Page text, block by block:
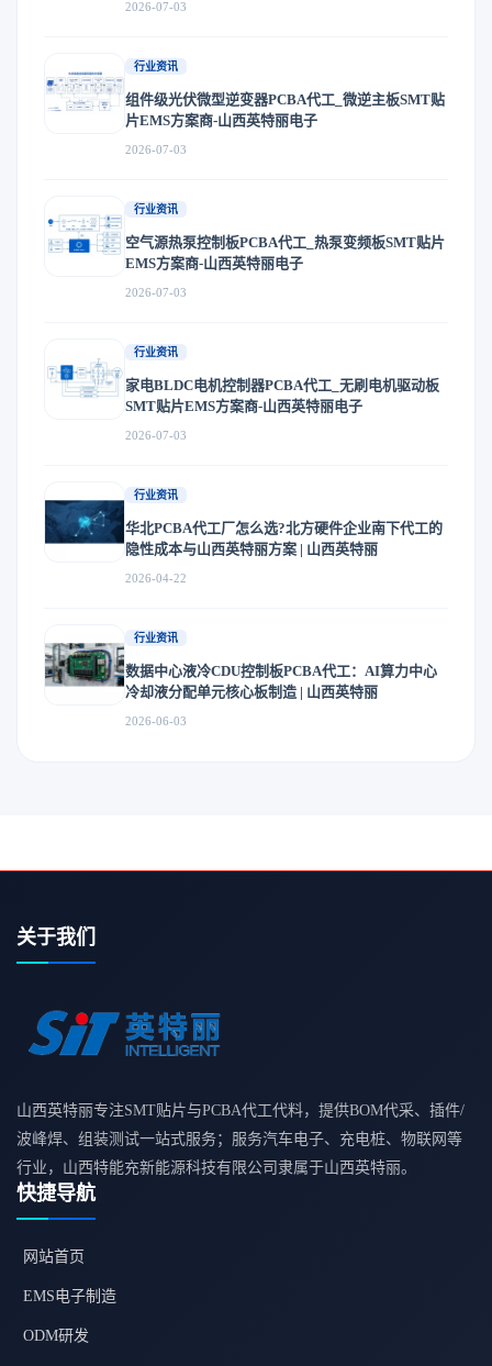
2026-07-03
行业资讯
组件级光伏微型逆变器PCBA代工_微逆主板SMT贴
片EMS方案商-山西英特丽电子
2026-07-03
行业资讯
空气源热泵控制板PCBA代工_热泵变频板SMT贴片
EMS方案商-山西英特丽电子
2026-07-03
行业资讯
家电BLDC电机控制器PCBA代工_无刷电机驱动板
SMT贴片EMS方案商-山西英特丽电子
2026-07-03
行业资讯
华北PCBA代工厂怎么选?北方硬件企业南下代工的
隐性成本与山西英特丽方案 | 山西英特丽
2026-04-22
行业资讯
数据中心液冷CDU控制板PCBA代工：AI算力中心
冷却液分配单元核心板制造 | 山西英特丽
2026-06-03
关于我们
山西英特丽专注SMT贴片与PCBA代工代料，提供BOM代采、插件/
波峰焊、组装测试一站式服务；服务汽车电子、充电桩、物联网等
行业，山西特能充新能源科技有限公司隶属于山西英特丽。
快捷导航
网站首页
EMS电子制造
ODM研发